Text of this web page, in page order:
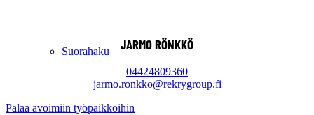
Suorahaku JARMO RÖNKKÖ
04424809360
jarmo.ronkko@rekrygroup.fi
Palaa avoimiin työpaikkoihin